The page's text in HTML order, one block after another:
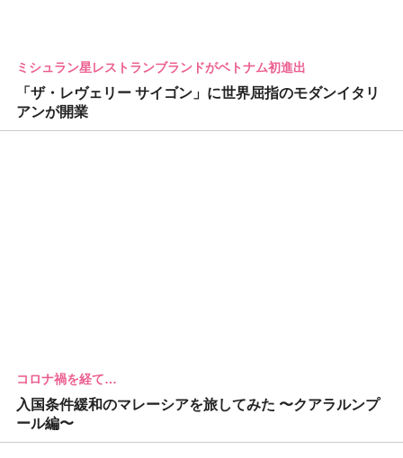
ミシュラン星レストランブランドがベトナム初進出
「ザ・レヴェリー サイゴン」に世界屈指のモダンイタリ
アンが開業
コロナ禍を経て…
入国条件緩和のマレーシアを旅してみた 〜クアラルンプ
ール編〜